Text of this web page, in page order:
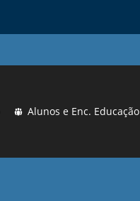
Alunos e Enc. Educação